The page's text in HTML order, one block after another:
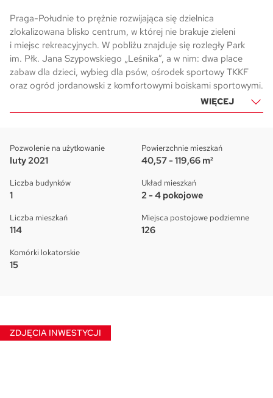
Praga-Południe to prężnie rozwijająca się dzielnica
zlokalizowana blisko centrum, w której nie brakuje zieleni
i miejsc rekreacyjnych. W pobliżu znajduje się rozległy Park
im. Płk. Jana Szypowskiego „Leśnika”, a w nim: dwa place
zabaw dla dzieci, wybieg dla psów, ośrodek sportowy TKKF
oraz ogród jordanowski z komfortowymi boiskami sportowymi.
WIĘCEJ
Pozwolenie na użytkowanie
luty 2021
Liczba budynków
1
Liczba mieszkań
114
Powierzchnie mieszkań
40,57 - 119,66 m²
Układ mieszkań
2 - 4 pokojowe
Miejsca postojowe podziemne
126
Komórki lokatorskie
15
ZDJĘCIA INWESTYCJI